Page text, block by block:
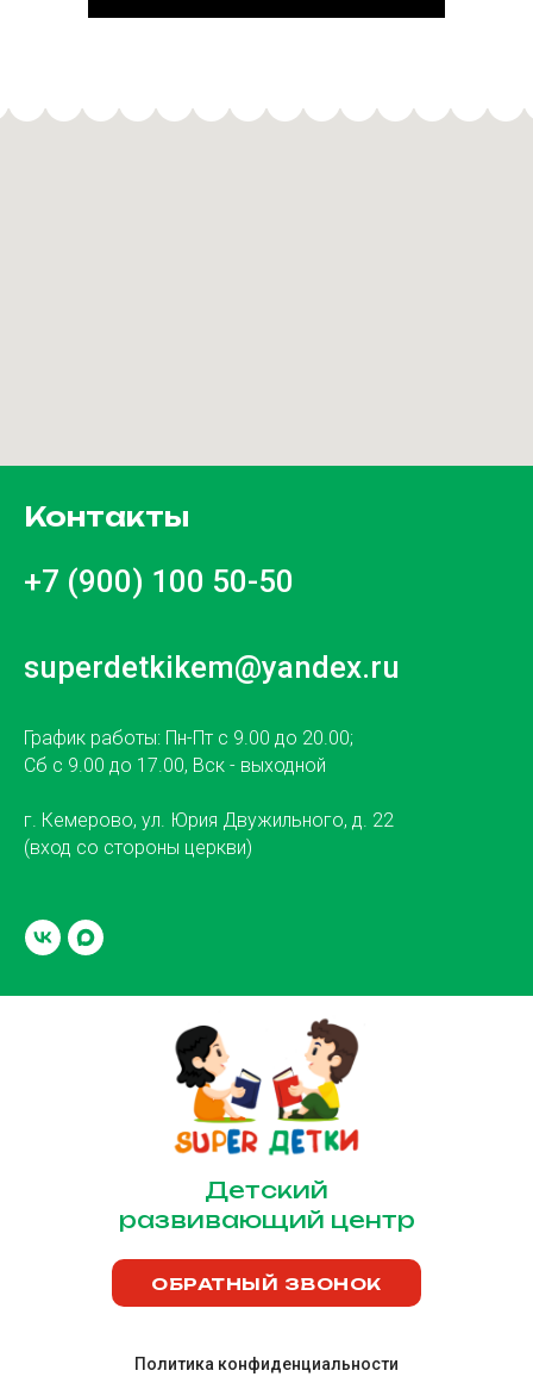
Контакты
+7 (900) 100 50-50
superdetkikem@yandex.ru
График работы: Пн-Пт с 9.00 до 20.00;
Сб с 9.00 до 17.00, Вск - выходной
г. Кемерово, ул. Юрия Двужильного, д. 22
(вход со стороны церкви)
ОБРАТНЫЙ ЗВОНОК
Политика конфиденциальности
​Детский
развивающий центр